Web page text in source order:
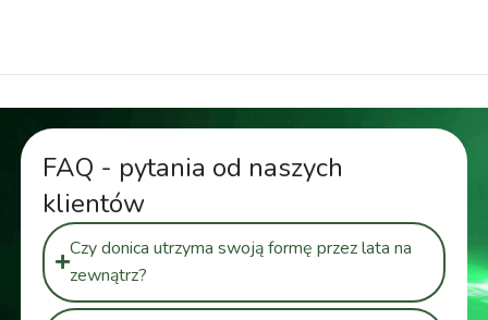
FAQ - pytania od naszych
klientów
Czy donica utrzyma swoją formę przez lata na
zewnątrz?